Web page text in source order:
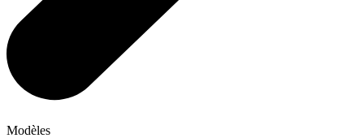
Modèles